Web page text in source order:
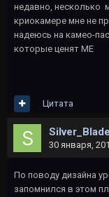
недавно, несколько
криокамере мне не
надеюсь на камео-
которые ценят МЕ
Цитата
Silver_Blade
30 января,
По поводу дизайна
запомнился в этом